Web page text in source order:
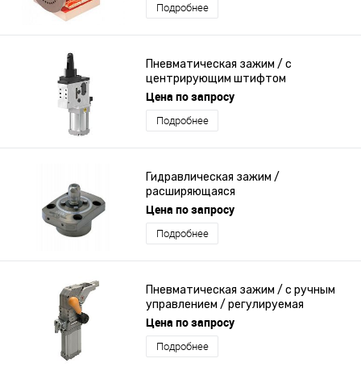
Подробнее
Пневматическая зажим / с
центрирующим штифтом
Цена по запросу
Подробнее
Гидравлическая зажим /
расширяющаяся
Цена по запросу
Подробнее
Пневматическая зажим / с ручным
управлением / регулируемая
Цена по запросу
Подробнее